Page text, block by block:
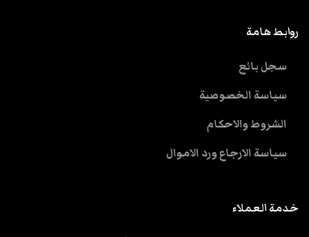
روابط هامة
سجل بائع
سياسة الخصوصية
الشروط والاحكام
سياسة الارجاع ورد الاموال
خدمة العملاء